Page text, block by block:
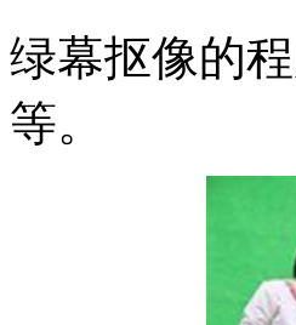
绿幕抠像的
等。